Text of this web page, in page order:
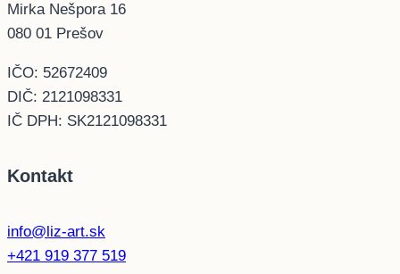
Mirka Nešpora 16
080 01 Prešov
IČO: 52672409
DIČ: 2121098331
IČ DPH: SK2121098331
Kontakt
info@liz-art.sk
+421 919 377 519